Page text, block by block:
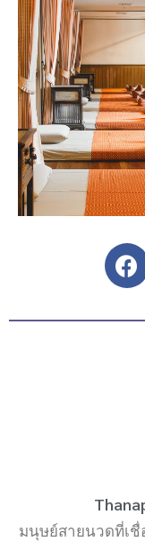
F
a
e
มนุษย์สายนวดที่เ